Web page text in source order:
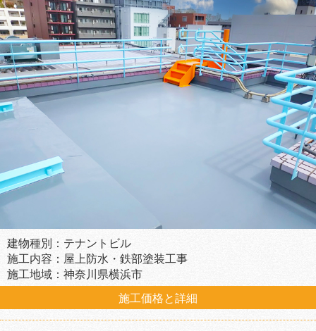
建物種別：テナントビル
施工内容：屋上防水・鉄部塗装工事
施工地域：神奈川県横浜市
施工価格と詳細